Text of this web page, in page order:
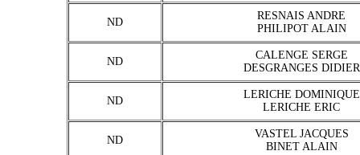
ND
RESNAIS ANDRE
PHILIPOT ALAIN
ND
CALENGE SERGE
DESGRANGES DIDIER
ND
LERICHE DOMINIQUE
LERICHE ERIC
ND
VASTEL JACQUES
BINET ALAIN